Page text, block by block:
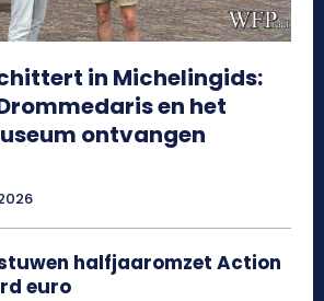
in Michelingids:
en het
ontvangen
halfjaaromzet Action
euro